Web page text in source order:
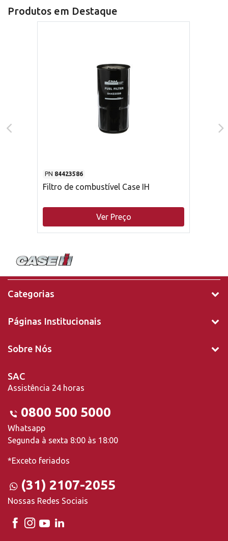
Produtos em Destaque
PN 84423586
Filtro de combustível Case IH
Ver Preço
Categorias
Páginas Institucionais
Sobre Nós
SAC
Assistência 24 horas
0800 500 5000
Whatsapp
Segunda à sexta 8:00 às 18:00
*Exceto feriados
(31) 2107-2055
Nossas Redes Sociais